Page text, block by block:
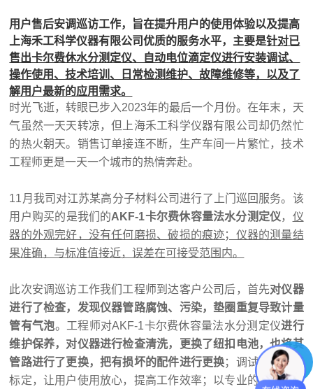
用户售后安调巡访工作，旨在提升用户的使用体验以及提高
上海禾工科学仪器有限公司优质的服务水平，主要是针对已
售出卡尔费休水分测定仪、自动电位滴定仪进行安装调试、
操作使用、技术培训、日常检测维护、故障维修等，以及了
解用户最新的应用需求。
时光飞逝，转眼已步入2023年的最后一个月份。在年末，天
气虽然一天天转凉，但上海禾工科学仪器有限公司却仍然忙
的热火朝天。销售订单接连不断，生产车间一片繁忙，技术
工程师更是一天一个城市的热情奔赴。
11月我司对江苏某高分子材料公司进行了上门巡回服务。该
用户购买的是我们的AKF-1卡尔费休容量法水分测定仪 ， 仪
器的外观完好，没有任何磨损、破损的痕迹；仪器的测量结
果准确，与标准值接近，误差在可接受范围内。
此次安调巡访工作我们工程师到达客户公司后，首先对仪器
进行了检查，发现仪器管路腐蚀、污染，垫圈重复导致计量
管有气泡。工程师对AKF-1卡尔费休容量法水分测定仪进行
维护保养，对仪器进行检查清洗，更换了纽扣电池，也将其
管路进行了更换，把有损坏的配件进行更换；调试仪器进行
标定，让用户使用放心，提高工作效率；以专业的角度给客